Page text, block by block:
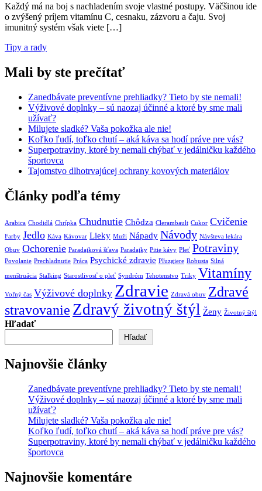
Každý má na boj s nachladením svoje vlastné postupy. Väčšinou ide
o zvýšený príjem vitamínu C, cesnaku, zázvoru a čaju. Svoj
imunitný systém však viete […]
Tipy a rady
Mali by ste prečítať
Zanedbávate preventívne prehliadky? Tieto by ste nemali!
Výživové doplnky – sú naozaj účinné a ktoré by sme mali
užívať?
Milujete sladké? Vaša pokožka ale nie!
Koľko ľudí, toľko chutí – aká káva sa hodí práve pre vás?
Superpotraviny, ktoré by nemali chýbať v jedálničku každého
športovca
Tajomstvo dlhotrvajúcej ochrany kovových materiálov
Články podľa témy
Arabica Chodidlá Chrípka Chudnutie Chôdza Clerambault Cukor Cvičenie
Farby Jedlo Káva Kávovar Lieky Muži Nápady Návody Návšteva lekára
Obuv Ochorenie Paradajková šťava Paradajky Pitie kávy Pleť Potraviny
Povolanie Prechladnutie Práca Psychické zdravie Pľuzgiere Robusta Silná
menštruácia Stalking Starostlivosť o pleť Syndróm Tehotenstvo Triky Vitamíny
Voľný čas Výživové doplnky Zdravie Zdravá obuv Zdravé
stravovanie Zdravý životný štýl Ženy Životný štýl
Hľadať
Hľadať
Najnovšie články
Zanedbávate preventívne prehliadky? Tieto by ste nemali!
Výživové doplnky – sú naozaj účinné a ktoré by sme mali
užívať?
Milujete sladké? Vaša pokožka ale nie!
Koľko ľudí, toľko chutí – aká káva sa hodí práve pre vás?
Superpotraviny, ktoré by nemali chýbať v jedálničku každého
športovca
Najnovšie komentáre